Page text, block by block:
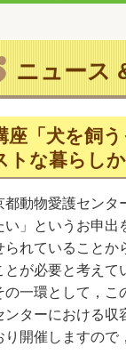
ニュース
座「犬を飼
トな暮らし
動物愛護センタ
い」というお申
られていることか
とが必要と考えて
一環として，こ
ンターにおける収
り開催しますので